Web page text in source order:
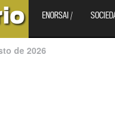
ENORSAI /
de 2026